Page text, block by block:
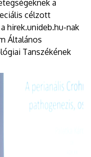
a
célzott
hirek.unideb.hu-nak
Általános
Tanszékének